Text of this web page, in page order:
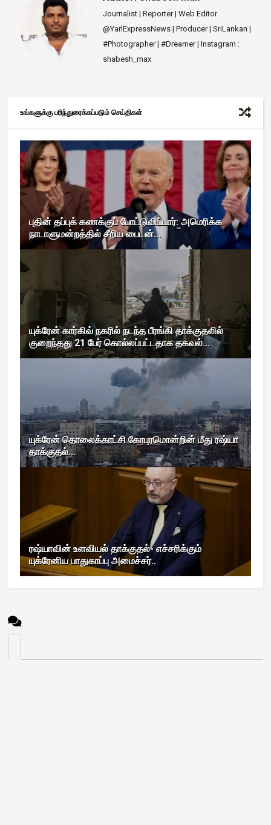
Journalist | Reporter | Web Editor
@YarlExpressNews | Producer | SriLankan |
#Photographer | #Dreamer | Instagram :
shabesh_max
உங்களுக்கு பரிந்துரைக்கப்படும் செய்திகள்
புதின் தப்புக் கணக்குப் போட்டுவிட்டார்: அமெரிக்க
நாடாளுமன்றத்தில் சீறிய பைடன்...
யுக்ரேன் கார்கிவ் நகரில் நடந்த பீரங்கி தாக்குதலில்
குறைந்தது 21 பேர் கொல்லப்பட்டதாக தகவல்...
யுக்ரேன் தொலைக்காட்சி கோபுரமொன்றின் மீது ரஷ்யா
தாக்குதல்...
ரஷ்யாவின் உளவியல் தாக்குதல்- எச்சரிக்கும்
யுக்ரேனிய பாதுகாப்பு அமைச்சர்..